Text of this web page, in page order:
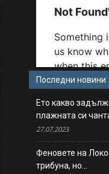
Последни новини
Ето какво
плажната си
27.07.2023
Феновете на Локо
трибуна, но…